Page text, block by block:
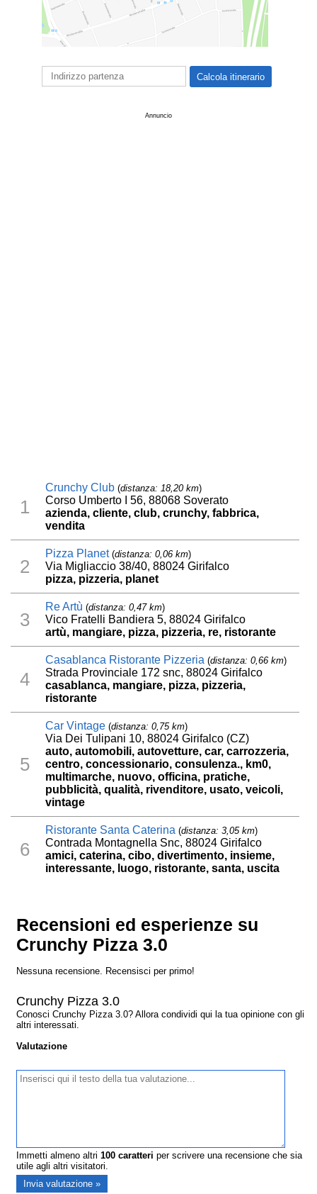
Annuncio
1
Crunchy Club (distanza: 18,20 km)
Corso Umberto I 56, 88068 Soverato
azienda, cliente, club, crunchy, fabbrica,
vendita
2
Pizza Planet(distanza: 0,06 km)
Via Migliaccio 38/40, 88024 Girifalco
pizza, pizzeria, planet
3
Re Artù (distanza: 0,47 km)
Vico Fratelli Bandiera 5, 88024 Girifalco
artù, mangiare, pizza, pizzeria, re, ristorante
4
Casablanca Ristorante Pizzeria (distanza: 0,66 km)
Strada Provinciale 172 snc, 88024 Girifalco
casablanca, mangiare, pizza, pizzeria,
ristorante
5
Car Vintage (distanza: 0,75 km)
Via Dei Tulipani 10, 88024 Girifalco (CZ)
auto, automobili, autovetture, car, carrozzeria,
centro, concessionario, consulenza., km0,
multimarche, nuovo, officina, pratiche,
pubblicità, qualità, rivenditore, usato, veicoli,
vintage
6
Ristorante Santa Caterina (distanza: 3,05 km)
Contrada Montagnella Snc, 88024 Girifalco
amici, caterina, cibo, divertimento, insieme,
interessante, luogo, ristorante, santa, uscita
Recensioni ed esperienze su
Crunchy Pizza 3.0
Nessuna recensione. Recensisci per primo!
Crunchy Pizza 3.0
Conosci Crunchy Pizza 3.0? Allora condividi qui la tua opinione con gli
altri interessati.
Valutazione
Immetti almeno altri100 caratteri per scrivere una recensione che sia
utile agli altri visitatori.